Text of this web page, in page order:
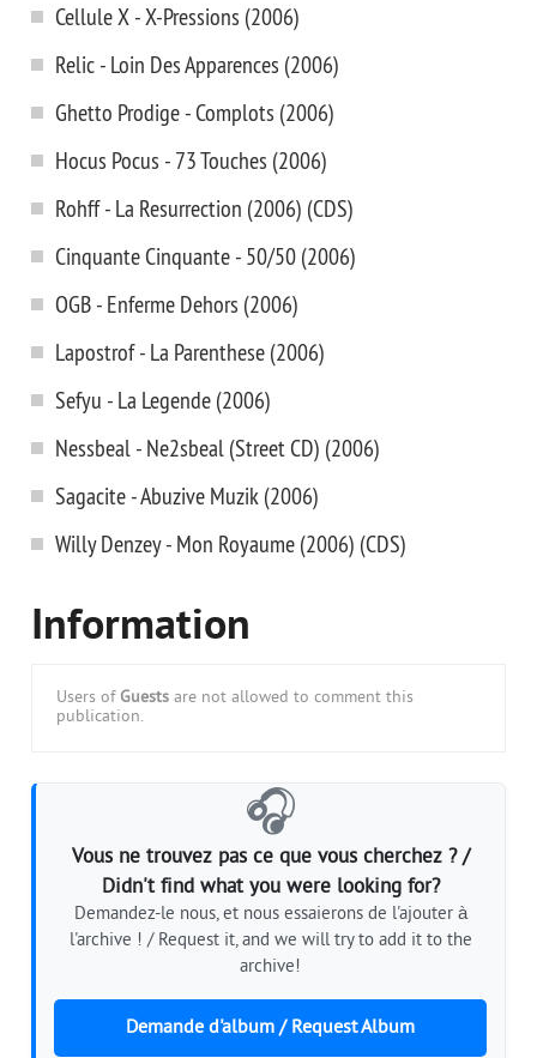
Cellule X - X-Pressions (2006)
Relic - Loin Des Apparences (2006)
Ghetto Prodige - Complots (2006)
Hocus Pocus - 73 Touches (2006)
Rohff - La Resurrection (2006) (CDS)
Cinquante Cinquante - 50/50 (2006)
OGB - Enferme Dehors (2006)
Lapostrof - La Parenthese (2006)
Sefyu - La Legende (2006)
Nessbeal - Ne2sbeal (Street CD) (2006)
Sagacite - Abuzive Muzik (2006)
Willy Denzey - Mon Royaume (2006) (CDS)
Information
Users of Guests are not allowed to comment this
publication.
🎧
Vous ne trouvez pas ce que vous cherchez ? /
Didn't find what you were looking for?
Demandez-le nous, et nous essaierons de l'ajouter à
l'archive ! / Request it, and we will try to add it to the
archive!
Demande d'album / Request Album